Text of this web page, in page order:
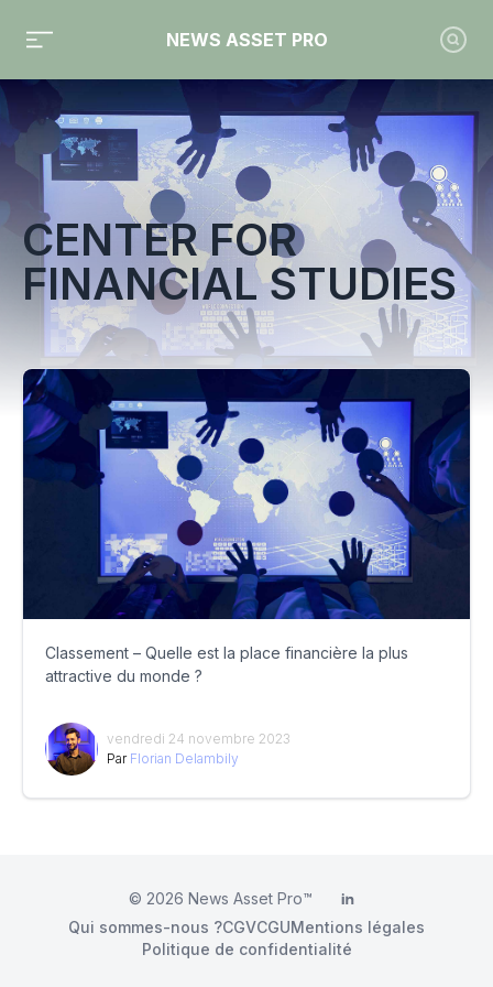
NEWS ASSET PRO
Toute l'actualité sur le tag "Center for financial studies"
CENTER FOR
FINANCIAL STUDIES
Classement – Quelle est la place financière la plus
attractive du monde ?
vendredi 24 novembre 2023
Par Florian Delambily
© 2026 News Asset Pro™ LinkedIn
Qui sommes-nous ?CGVCGUMentions légales
Politique de confidentialité